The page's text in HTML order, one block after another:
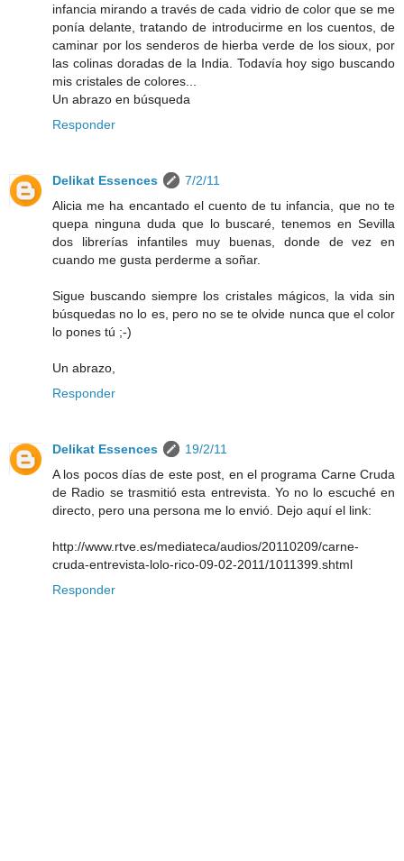
infancia mirando a través de cada vidrio de color que se me
ponía delante, tratando de introducirme en los cuentos, de
caminar por los senderos de hierba verde de los sioux, por
las colinas doradas de la India. Todavía hoy sigo buscando
mis cristales de colores...
Un abrazo en búsqueda
Responder
Delikat Essences
7/2/11
Alicia me ha encantado el cuento de tu infancia, que no te
quepa ninguna duda que lo buscaré, tenemos en Sevilla
dos librerías infantiles muy buenas, donde de vez en
cuando me gusta perderme a soñar.
Sigue buscando siempre los cristales mágicos, la vida sin
búsquedas no lo es, pero no se te olvide nunca que el color
lo pones tú ;-)
Un abrazo,
Responder
Delikat Essences
19/2/11
A los pocos días de este post, en el programa Carne Cruda
de Radio se trasmitió esta entrevista. Yo no lo escuché en
directo, pero una persona me lo envió. Dejo aquí el link:
http://www.rtve.es/mediateca/audios/20110209/carne-
cruda-entrevista-lolo-rico-09-02-2011/1011399.shtml
Responder